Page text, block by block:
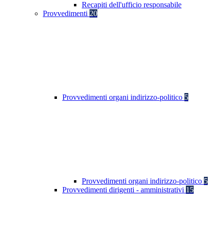
Recapiti dell'ufficio responsabile
Provvedimenti 20
Provvedimenti organi indirizzo-politico 5
Provvedimenti organi indirizzo-politico 5
Provvedimenti dirigenti - amministrativi 15